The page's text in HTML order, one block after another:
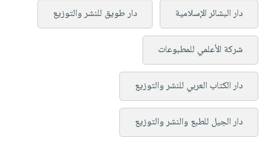
دار البشائر الإسلامية دار طويق للنشر والتوزيع
شركة الأعلمي للمطبوعات
دار الكتاب العربي للنشر والتوزيع
دار الجيل للطبع والنشر والتوزيع